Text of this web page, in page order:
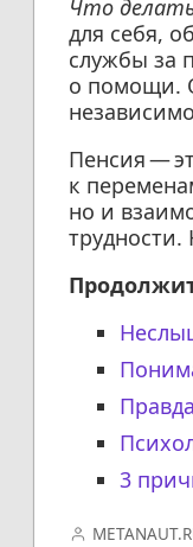
Что
для себя,
службы за
о помощи.
Пенсия —
к
но и
3